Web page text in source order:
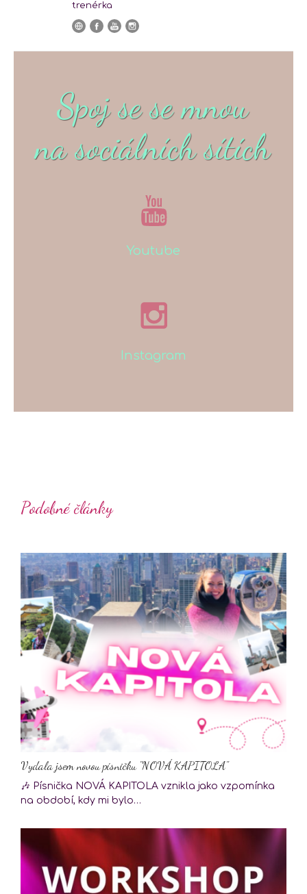
trenérka
Spoj se se mnou
na sociálních sítích
Youtube
Instagram
Podobné články
Vydala jsem novou písničku "NOVÁ KAPITOLA"
🎶 Písnička NOVÁ KAPITOLA vznikla jako vzpomínka
na období, kdy mi bylo…